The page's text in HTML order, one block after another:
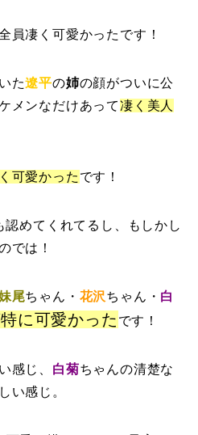
員凄く可愛かったです！
た遼平の姉の顔がついに公
メンなだけあって凄く美人
可愛かった です！
認めてくれてるし、もしかし
では！
尾ちゃん・ 花沢ちゃん・ 白
に可愛かった です！
感じ、 白菊ちゃんの清楚な
い感じ。